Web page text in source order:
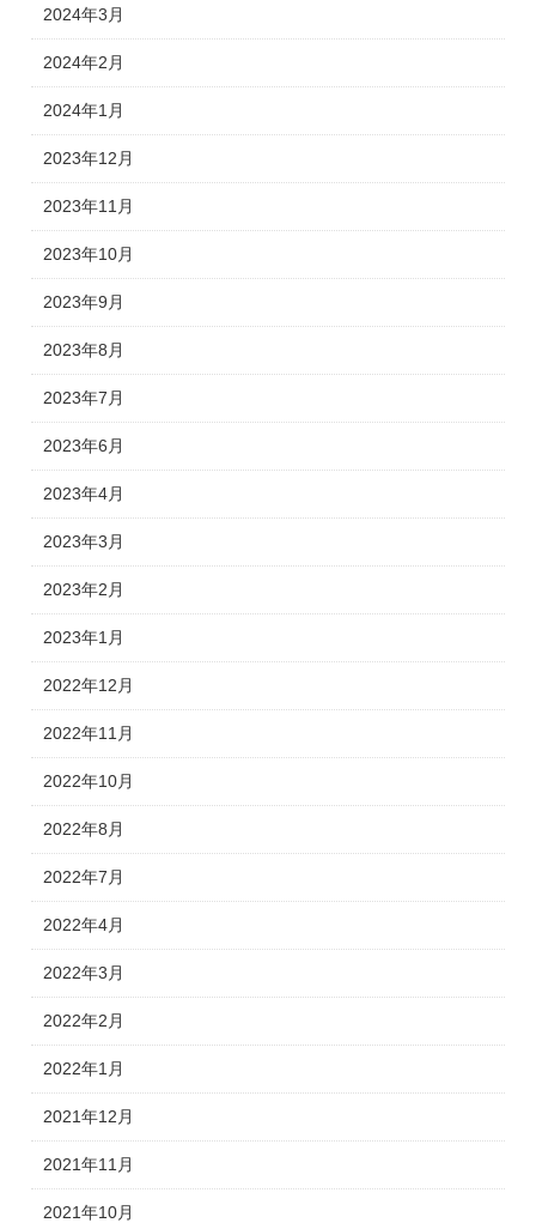
2024年3月
2024年2月
2024年1月
2023年12月
2023年11月
2023年10月
2023年9月
2023年8月
2023年7月
2023年6月
2023年4月
2023年3月
2023年2月
2023年1月
2022年12月
2022年11月
2022年10月
2022年8月
2022年7月
2022年4月
2022年3月
2022年2月
2022年1月
2021年12月
2021年11月
2021年10月